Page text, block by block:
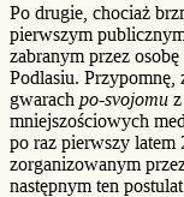
Po drugie, chociaż
pierwszym
zabranym przez
Podlasiu. Przypomnę,
gwarach po-svojomu
mniejszościowych
po raz pierwszy latem
zorganizowanym
następnym ten